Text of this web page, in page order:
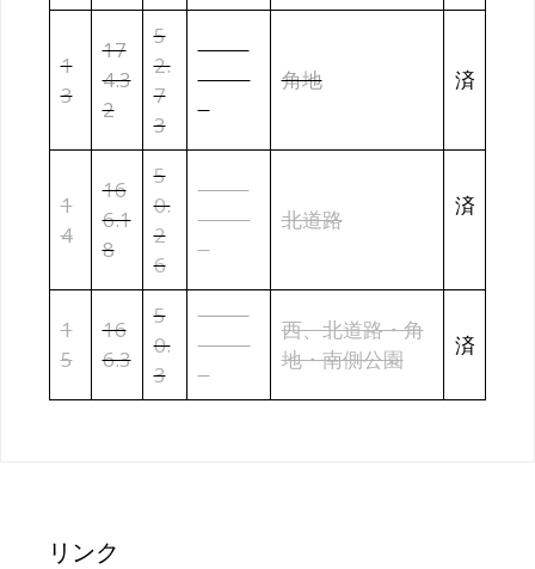
1
3
17
4.3
2
5
2.
7
3
¥12,6
60,00
0
角地 済
1
4
16
6.1
8
5
0.
2
6
¥11,0
80,00
0
北道路
済
1
5
16
6.3
5
0.
3
¥13,0
00,00
0
西、北道路・角
地・南側公園
済
リンク